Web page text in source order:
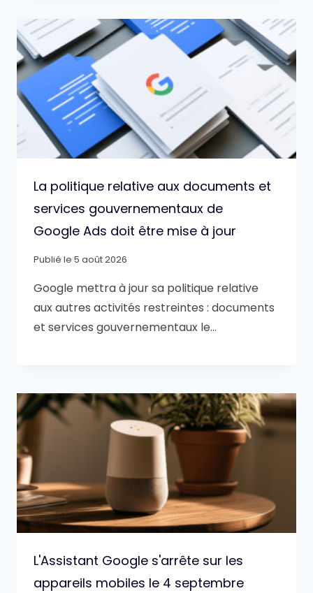
La politique relative aux documents et
services gouvernementaux de
Google Ads doit être mise à jour
Publié le 5 août 2026
Google mettra à jour sa politique relative
aux autres activités restreintes : documents
et services gouvernementaux le…
L'Assistant Google s'arrête sur les
appareils mobiles le 4 septembre